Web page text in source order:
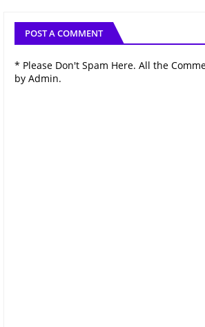
POST A COMMENT
* Please Don't Spam Here. All the
by Admin.